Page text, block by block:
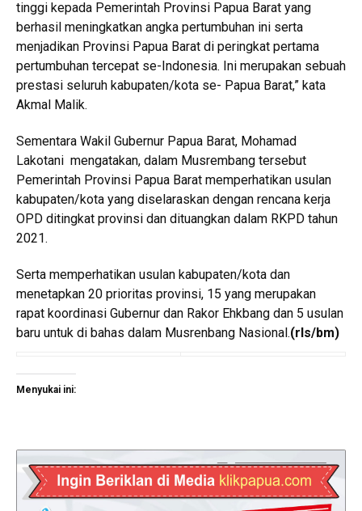
tinggi kepada Pemerintah Provinsi Papua Barat yang
berhasil meningkatkan angka pertumbuhan ini serta
menjadikan Provinsi Papua Barat di peringkat pertama
pertumbuhan tercepat se-Indonesia. Ini merupakan sebuah
prestasi seluruh kabupaten/kota se- Papua Barat,” kata
Akmal Malik.
Sementara Wakil Gubernur Papua Barat, Mohamad
Lakotani mengatakan, dalam Musrembang tersebut
Pemerintah Provinsi Papua Barat memperhatikan usulan
kabupaten/kota yang diselaraskan dengan rencana kerja
OPD ditingkat provinsi dan dituangkan dalam RKPD tahun
2021.
Serta memperhatikan usulan kabupaten/kota dan
menetapkan 20 prioritas provinsi, 15 yang merupakan
rapat koordinasi Gubernur dan Rakor Ehkbang dan 5 usulan
baru untuk di bahas dalam Musrenbang Nasional.(rls/bm)
Menyukai ini: